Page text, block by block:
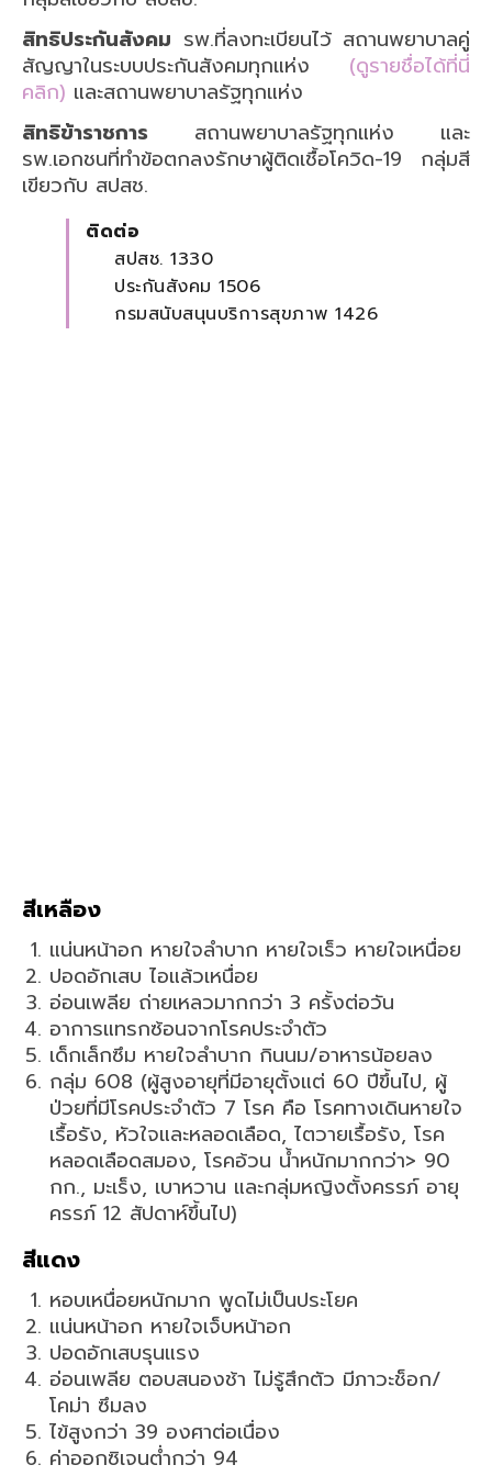
สิทธิประกันสังคม รพ.ที่ลงทะเบียนไว้ สถานพยาบาลคู่
สัญญาในระบบประกันสังคมทุกแห่ง (ดูรายชื่อได้ที่นี่
คลิก) และสถานพยาบาลรัฐทุกแห่ง
สิทธิข้าราชการ สถานพยาบาลรัฐทุกแห่ง และ
รพ.เอกชนที่ทำข้อตกลงรักษาผู้ติดเชื้อโควิด-19 กลุ่มสี
เขียวกับ สปสช.
ติดต่อ
สปสช. 1330
ประกันสังคม 1506
กรมสนับสนุนบริการสุขภาพ 1426
สีเหลือง
แน่นหน้าอก หายใจลำบาก หายใจเร็ว หายใจเหนื่อย
ปอดอักเสบ ไอแล้วเหนื่อย
อ่อนเพลีย ถ่ายเหลวมากกว่า 3 ครั้งต่อวัน
อาการแทรกซ้อนจากโรคประจำตัว
เด็กเล็กซึม หายใจลำบาก กินนม/อาหารน้อยลง
กลุ่ม 608 (ผู้สูงอายุที่มีอายุตั้งแต่ 60 ปีขึ้นไป, ผู้
ป่วยที่มีโรคประจำตัว 7 โรค คือ โรคทางเดินหายใจ
เรื้อรัง, หัวใจและหลอดเลือด, ไตวายเรื้อรัง, โรค
หลอดเลือดสมอง, โรคอ้วน น้ำหนักมากกว่า> 90
กก., มะเร็ง, เบาหวาน และกลุ่มหญิงตั้งครรภ์ อายุ
ครรภ์ 12 สัปดาห์ขึ้นไป)
สีแดง
หอบเหนื่อยหนักมาก พูดไม่เป็นประโยค
แน่นหน้าอก หายใจเจ็บหน้าอก
ปอดอักเสบรุนแรง
อ่อนเพลีย ตอบสนองช้า ไม่รู้สึกตัว มีภาวะช็อก/
โคม่า ซึมลง
ไข้สูงกว่า 39 องศาต่อเนื่อง
ค่าออกซิเจนต่ำกว่า 94